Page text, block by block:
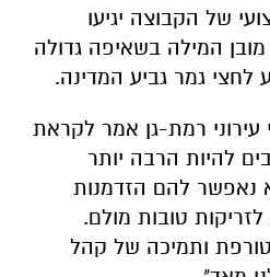
של הקבוצה יגיעו
המילה בשאיפה גדולה
לחצי גמר גביע המדינה.
עירוני רמת-גן אמר לקראת
להיות הרבה יותר
נאפשר להם הזדמנות
טובות מולם.
ותמיכה של קהל